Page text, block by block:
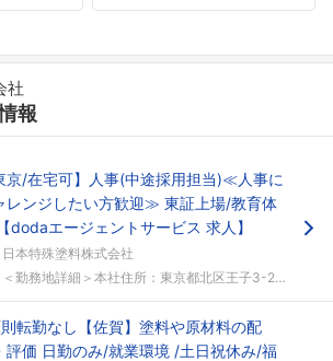
社
報
京/在宅可】人事(中途採用担当)≪人事に
レンジしたい方歓迎≫ 東証上場/教育体
dodaエージェントサービス 求人】
日本特殊塗料株式会社
＜勤務地詳細＞本社住所：東京都北区王子3-23-2...
転勤なし【佐賀】塗料や原材料の配
評価 日勤のみ/就業環境 /土日祝休み/福